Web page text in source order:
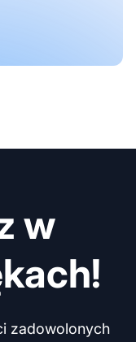
w
zadowolonych